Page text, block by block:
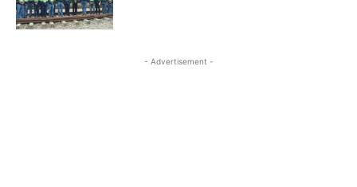
- Advertisement -